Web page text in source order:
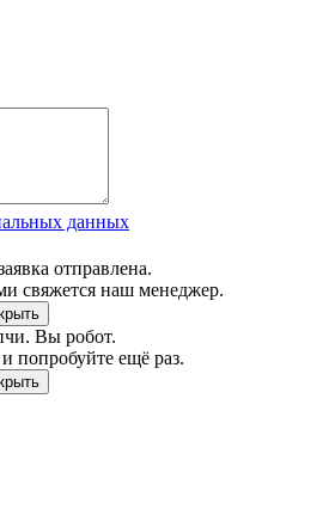
данных
отправлена.
свяжется наш менеджер.
Вы робот.
попробуйте ещё раз.